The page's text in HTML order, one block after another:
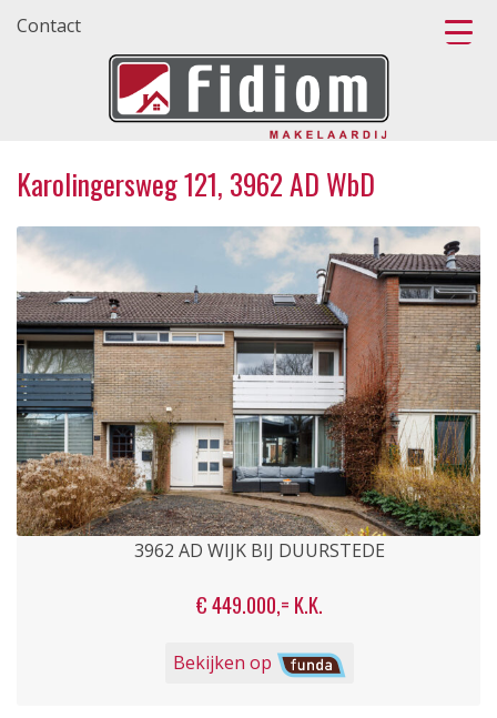
Contact
Karolingersweg 121, 3962 AD WbD
3962 AD WIJK BIJ DUURSTEDE
€ 449.000,= K.K.
Bekijken op